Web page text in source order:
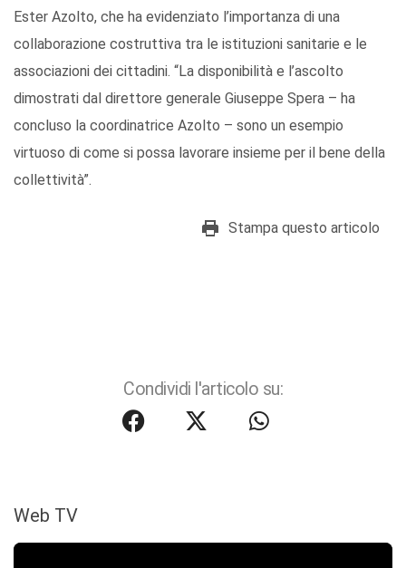
Ester Azolto, che ha evidenziato l’importanza di una
collaborazione costruttiva tra le istituzioni sanitarie e le
associazioni dei cittadini. “La disponibilità e l’ascolto
dimostrati dal direttore generale Giuseppe Spera – ha
concluso la coordinatrice Azolto – sono un esempio
virtuoso di come si possa lavorare insieme per il bene della
collettività”.
Stampa questo articolo
Condividi l'articolo su:
Web TV